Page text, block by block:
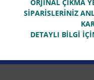
ORJİNAL ÇIKMA
SİPARİSLERİNİZ
DETAYLI BİLGİ